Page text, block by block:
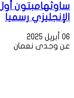
ساوثهامبتون
الإنجليزي رسميا
06 أبريل 2025
عن وجدى نعمان